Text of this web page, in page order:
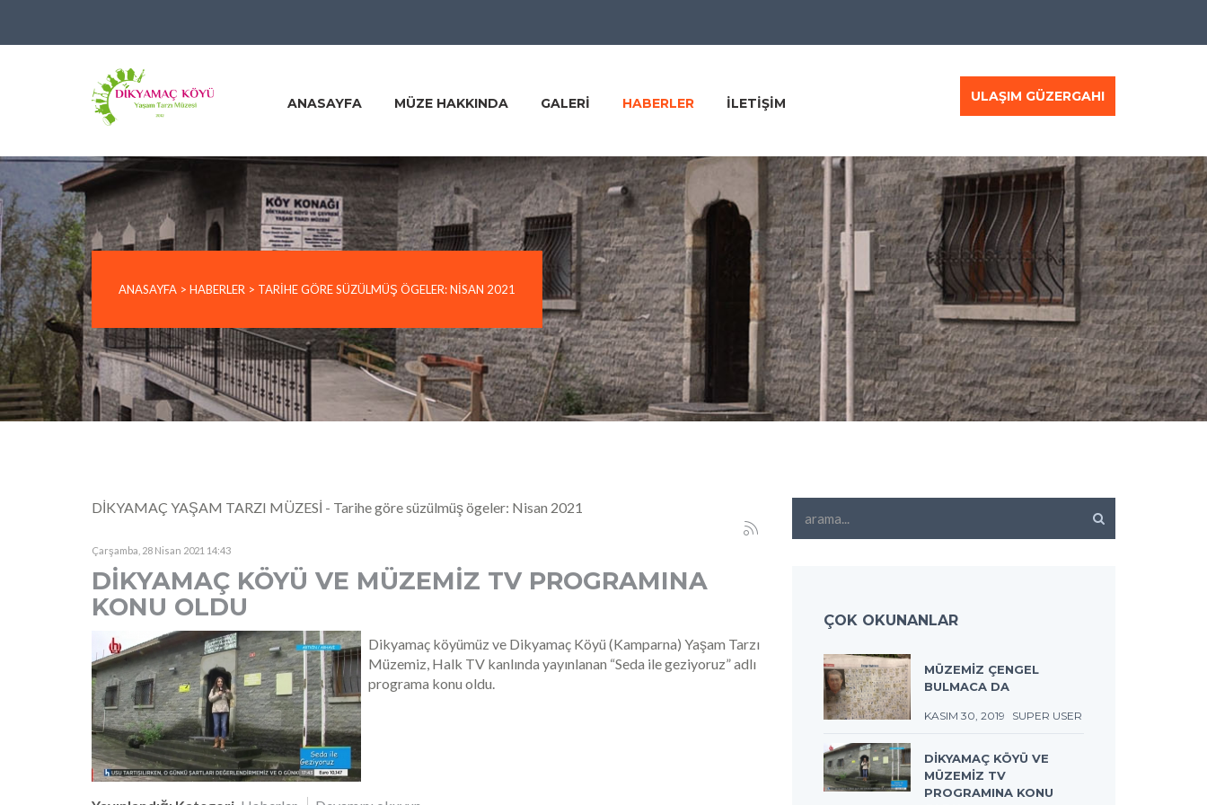
ANASAYFA MÜZE HAKKINDA GALERI HABERLER ILETIŞIM ULAŞIM GÜZERGAHI
ANASAYFA > HABERLER > TARIHE GÖRE SÜZÜLMÜŞ ÖGELER: NISAN 2021
DİKYAMAÇ YAŞAM TARZI MÜZESİ - Tarihe göre süzülmüş ögeler: Nisan 2021
Çarşamba, 28 Nisan 2021 14:43
DİKYAMAÇ KÖYÜ VE MÜZEMİZ TV PROGRAMINA
KONU OLDU
Dikyamaç köyümüz ve Dikyamaç Köyü (Kamparna) Yaşam Tarzı
Müzemiz, Halk TV kanlında yayınlanan “Seda ile geziyoruz” adlı
programa konu oldu.
ÇOK OKUNANLAR
MÜZEMİZ ÇENGEL
BULMACA DA
KASIM 30, 2019 SUPER USER
DİKYAMAÇ KÖYÜ VE
MÜZEMİZ TV
PROGRAMINA KONU